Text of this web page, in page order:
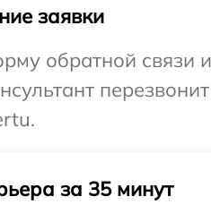
заявки
обратной связи
за 35 минут